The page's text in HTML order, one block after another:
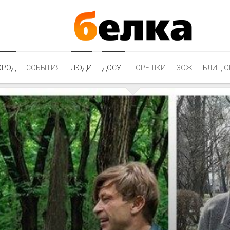
СОБЫТИЯ ЛЮДИ ДОСУГ ОРЕШКИ ЗОЖ БЛИЦ-